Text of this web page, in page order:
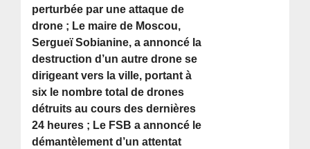
perturbée par une attaque de
drone ; Le maire de Moscou,
Sergueï Sobianine, a annoncé la
destruction d’un autre drone se
dirigeant vers la ville, portant à
six le nombre total de drones
détruits au cours des dernières
24 heures ; Le FSB a annoncé le
démantèlement d’un attentat